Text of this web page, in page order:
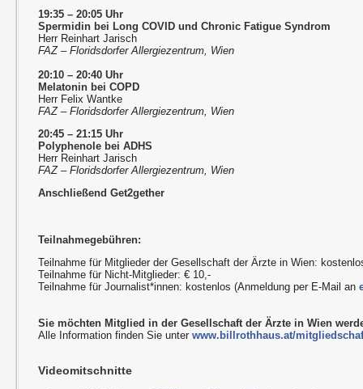
19:35 – 20:05 Uhr
Spermidin bei Long COVID und Chronic Fatigue Syndrom
Herr Reinhart Jarisch
FAZ – Floridsdorfer Allergiezentrum, Wien
20:10 – 20:40 Uhr
Melatonin bei COPD
Herr Felix Wantke
FAZ – Floridsdorfer Allergiezentrum, Wien
20:45 – 21:15 Uhr
Polyphenole bei ADHS
Herr Reinhart Jarisch
FAZ – Floridsdorfer Allergiezentrum, Wien
Anschließend Get2gether
Teilnahmegebühren:
Teilnahme für Mitglieder der Gesellschaft der Ärzte in Wien:
Teilnahme für Nicht-Mitglieder: € 10,-
Teilnahme für Journalist*innen: kostenlos (Anmeldung per E-Mail an
Sie möchten Mitglied in der Gesellschaft der Ärzte in Wien
Alle Information finden Sie unterwww.billrothhaus.at/
Videomitschnitte